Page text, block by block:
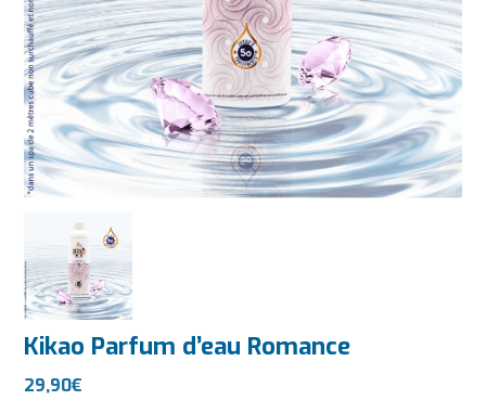
Kikao Parfum d’eau Romance
29,90€